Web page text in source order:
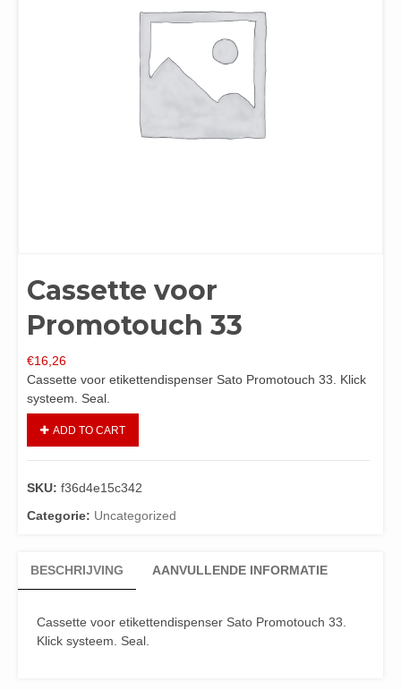
Cassette voor
Promotouch 33
€16,26
Cassette voor etikettendispenser Sato Promotouch 33. Klick
systeem. Seal.
ADD TO CART
SKU: f36d4e15c342
Categorie: Uncategorized
BESCHRIJVING AANVULLENDE INFORMATIE
Cassette voor etikettendispenser Sato Promotouch 33.
Klick systeem. Seal.